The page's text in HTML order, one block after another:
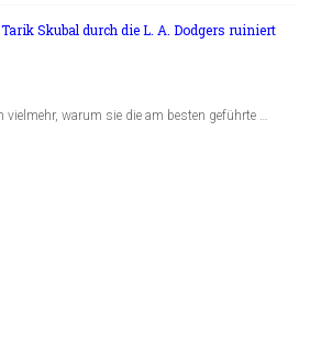
Skubal durch die L. A. Dodgers ruiniert
vielmehr, warum sie die am besten geführte …